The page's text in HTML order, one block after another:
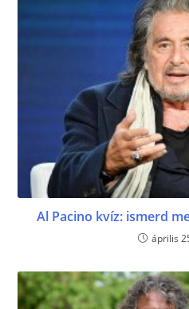
Al Pacino kvíz: ismerd
április